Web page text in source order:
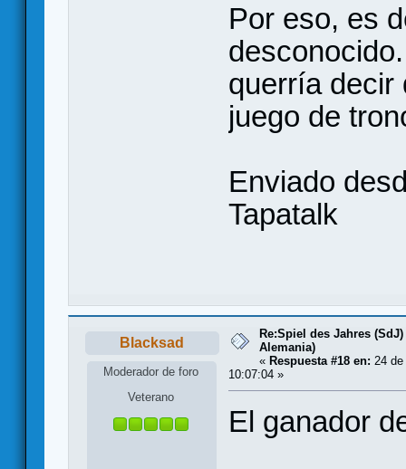
Por eso, es
querría decir
juego de
Enviado
Tapatalk
Blacksad
Moderador de foro
Veterano
Re:Spiel des Jahres
Alemania)
« Respuesta #18 en: 24
10:07:04 »
El ganador